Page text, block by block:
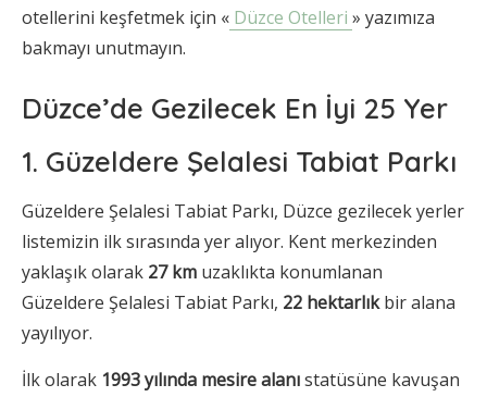
otellerini keşfetmek için « Düzce Otelleri » yazımıza
bakmayı unutmayın.
Düzce’de Gezilecek En İyi 25 Yer
1. Güzeldere Şelalesi Tabiat Parkı
Güzeldere Şelalesi Tabiat Parkı, Düzce gezilecek yerler
listemizin ilk sırasında yer alıyor. Kent merkezinden
yaklaşık olarak 27 km uzaklıkta konumlanan
Güzeldere Şelalesi Tabiat Parkı, 22 hektarlıkbir alana
yayılıyor.
İlk olarak 1993 yılında mesire alanıstatüsüne kavuşan